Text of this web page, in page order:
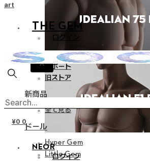
NEOR
ログイン
THE GEM
ログイン
X
お知らせ
サポート
旧ストア
新商品
全て見る
ドール
Hyper Gem
Little Gem
¥0 0